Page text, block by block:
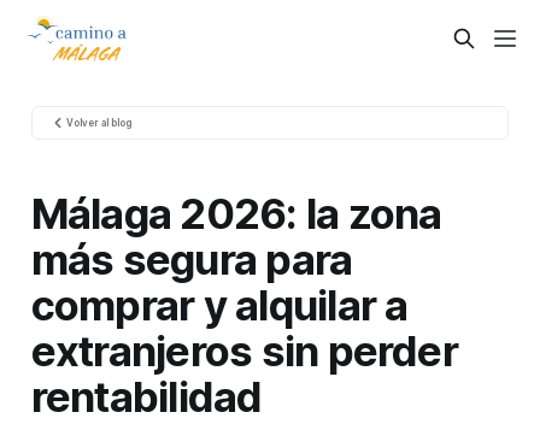
Volver al blog
Málaga 2026: la zona
más segura para
comprar y alquilar a
extranjeros sin perder
rentabilidad